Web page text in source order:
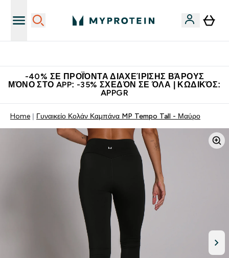
-40% ΣΕ ΠΡΟΪΌΝΤΑ ΔΙΑΧΕΊΡΙΣΗΣ ΒΆΡΟΥΣ
ΜΌΝΟ ΣΤΟ APP: -35% ΣΧΕΔΌΝ ΣΕ ΌΛΑ | ΚΩΔΙΚΌΣ:
APPGR
Home Γυναικείο Κολάν Καμπάνα MP Tempo Tall - Μαύρο